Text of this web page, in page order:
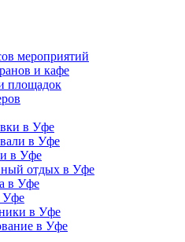
мероприятий
и кафе
площадок
в Уфе
в Уфе
в Уфе
отдых в Уфе
в Уфе
Уфе
в Уфе
в Уфе